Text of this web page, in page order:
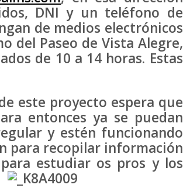
DNI y un teléfono de
de medios electrónicos
del Paseo de Vista Alegre,
de 10 a 14 horas. Estas
proyecto espera que
entonces ya se puedan
y estén funcionando
para recopilar información
estudiar os pros y los